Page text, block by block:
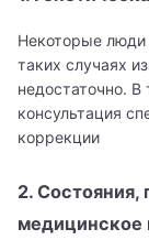
Некоторые люди
таких случаях
недостаточно. В
консультация
коррекции
2.
медицинское
Попов
Рентген
Родионова
Тимофеев
Ухолов
Аритмолог
Артролог
Афазиолог